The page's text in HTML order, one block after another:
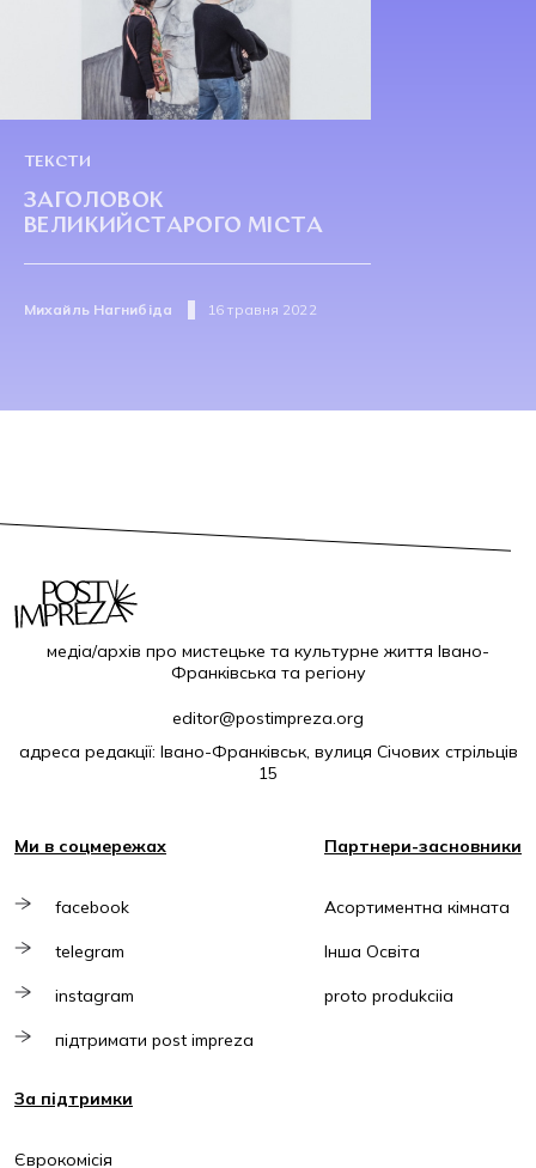
ТЕКСТИ
ЗАГОЛОВОК
ВЕЛИКИЙСТАРОГО МІСТА
Михайль Нагнибіда 16 травня 2022
медіа/архів про мистецьке та культурне життя Івано-
Франківська та регіону
editor@postimpreza.org
адреса редакції: Івано-Франківськ, вулиця Січових стрільців
15
Ми в соцмережах
facebook
telegram
instagram
підтримати post impreza
Партнери-засновники
Асортиментна кімната
Інша Освіта
proto produkciia
За підтримки
Єврокомісія